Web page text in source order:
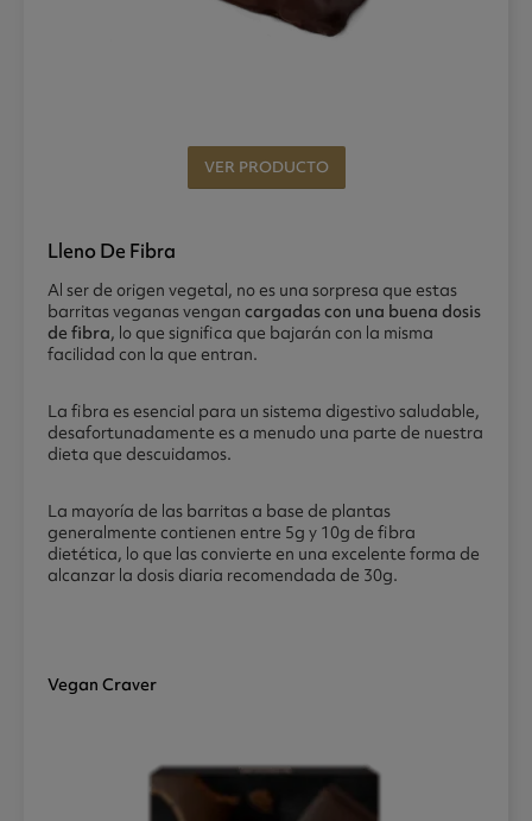
VER PRODUCTO
Lleno De Fibra
Al ser de origen vegetal, no es una sorpresa que estas
barritas veganas vengan cargadas con una buena dosis
de fibra, lo que significa que bajarán con la misma
facilidad con la que entran.
La fibra es esencial para un sistema digestivo saludable,
desafortunadamente es a menudo una parte de nuestra
dieta que descuidamos.
La mayoría de las barritas a base de plantas
generalmente contienen entre 5g y 10g de fibra
dietética, lo que las convierte en una excelente forma de
alcanzar la dosis diaria recomendada de 30g.
Vegan Craver